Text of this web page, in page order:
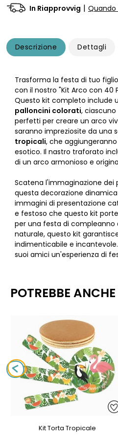
In Riapprovvig | Quando
Descrizione Dettagli
Trasforma la festa di tuo
con il nostro "Kit Arco con 40
Questo kit completo include
palloncini colorati,
perfetti per creare un arco
saranno impreziosite da una
tropicali, che
esotico. Il nastro traforato
di un arco armonioso e
Scatena l'immaginazione dei
questa decorazione
immagini di presentazione
e festoso che questo kit
per una festa di compleanno
naturale, questo kit
indimenticabile e
suoi amici un'esperienza di
POTREBBE
Kit Torta Tropicale